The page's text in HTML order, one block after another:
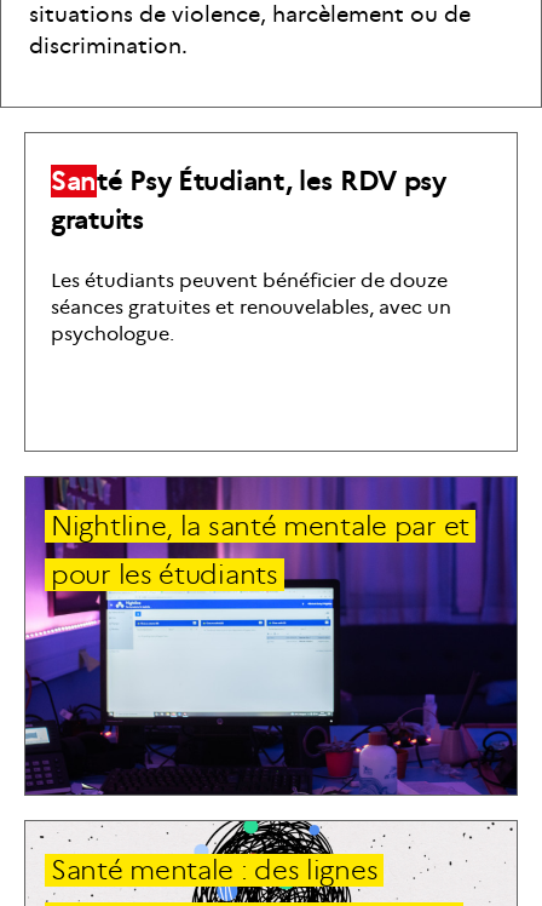
situations de violence, harcèlement ou de
discrimination.
Santé Psy Étudiant, les RDV psy
gratuits
Les étudiants peuvent bénéficier de douze
séances gratuites et renouvelables, avec un
psychologue.
Nightline, la santé mentale par et
pour les étudiants
Santé mentale : des lignes